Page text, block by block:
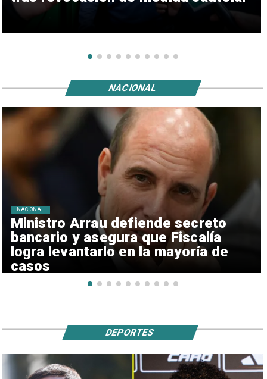
Ministro Arrau defiende secreto
bancario y asegura que Fiscalía
logra levantarlo en la mayoría de
casos
NACIONAL
NACIONAL
DEPORTES